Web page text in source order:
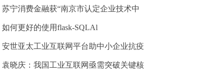
苏宁消费金融获“南京市认定企业技术中
如何更好的使用flask-SQLAl
安世亚太工业互联网平台助中小企业抗疫
袁晓庆：我国工业互联网亟需突破关键核